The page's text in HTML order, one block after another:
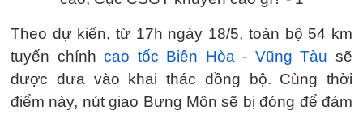
Theo dự kiến, từ 17h ngày 18/5, toàn bộ 54 km
tuyến chínhcao tốc Biên Hòa - Vũng Tàu sẽ
được đưa vào khai thác đồng bộ. Cùng thời
điểm này, nút giao Bưng Môn sẽ bị đóng để đảm